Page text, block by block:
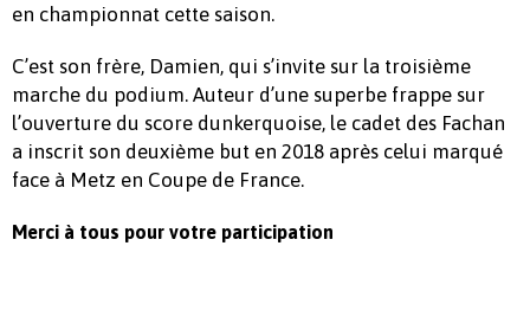
en championnat cette saison.
C’est son frère, Damien, qui s’invite sur la troisième
marche du podium. Auteur d’une superbe frappe sur
l’ouverture du score dunkerquoise, le cadet des Fachan
a inscrit son deuxième but en 2018 après celui marqué
face à Metz en Coupe de France.
Merci à tous pour votre participation